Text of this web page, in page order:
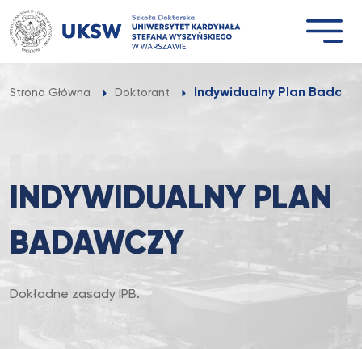
Przejdź
do
treści
Strona Główna Doktorant Indywidualny Plan
INDYWIDUALNY PLAN
BADAWCZY
Dokładne zasady IPB.